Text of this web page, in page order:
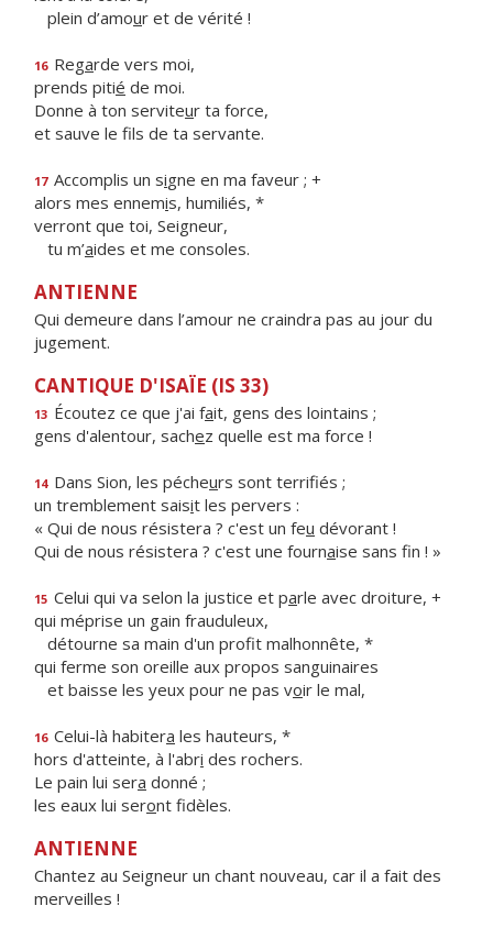
plein d’amour et de vérité !
16 Regarde vers moi,
prends pitié de moi.
Donne à ton serviteur ta force,
et sauve le fls de ta servante.
17 Accomplis un signe en ma faveur ; +
alors mes ennemis, humiliés, *
verront que toi, Seigneur,
tu m’aides et me consoles.
ANTIENNE
Qui demeure dans l’amour ne craindra pas au jour du
jugement.
CANTIQUE D'ISAÏE (IS 33)
13 Écoutez ce que j'ai fait, gens des lointains ;
gens d'alentour, sachez quelle est ma force !
14 Dans Sion, les pécheurs sont terrifiés ;
un tremblement saisit les pervers :
« Qui de nous résistera ? c'est un feu dévorant !
Qui de nous résistera ? c'est une fournaise sans fin ! »
15 Celui qui va selon la justice et parle avec droiture, +
qui méprise un gain frauduleux,
détourne sa main d'un proft malhonnête, *
qui ferme son oreille aux propos sanguinaires
et baisse les yeux pour ne pas voir le mal,
16 Celui-là habitera les hauteurs, *
hors d'atteinte, à l'abri des rochers.
Le pain lui sera donné ;
les eaux lui seront fidèles.
ANTIENNE
Chantez au Seigneur un chant nouveau, car il a fait des
merveilles !